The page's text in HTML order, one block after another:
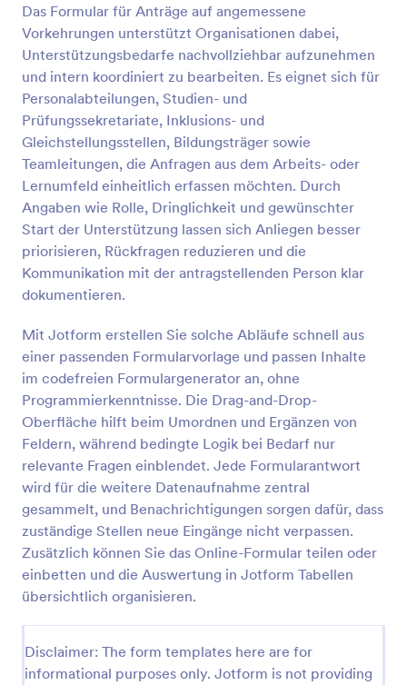
Das Formular für Anträge auf angemessene
Vorkehrungen unterstützt Organisationen dabei,
Unterstützungsbedarfe nachvollziehbar aufzunehmen
und intern koordiniert zu bearbeiten. Es eignet sich für
Personalabteilungen, Studien- und
Prüfungssekretariate, Inklusions- und
Gleichstellungsstellen, Bildungsträger sowie
Teamleitungen, die Anfragen aus dem Arbeits- oder
Lernumfeld einheitlich erfassen möchten. Durch
Angaben wie Rolle, Dringlichkeit und gewünschter
Start der Unterstützung lassen sich Anliegen besser
priorisieren, Rückfragen reduzieren und die
Kommunikation mit der antragstellenden Person klar
dokumentieren.
Mit Jotform erstellen Sie solche Abläufe schnell aus
einer passenden Formularvorlage und passen Inhalte
im codefreien Formulargenerator an, ohne
Programmierkenntnisse. Die Drag-and-Drop-
Oberfläche hilft beim Umordnen und Ergänzen von
Feldern, während bedingte Logik bei Bedarf nur
relevante Fragen einblendet. Jede Formularantwort
wird für die weitere Datenaufnahme zentral
gesammelt, und Benachrichtigungen sorgen dafür, dass
zuständige Stellen neue Eingänge nicht verpassen.
Zusätzlich können Sie das Online-Formular teilen oder
einbetten und die Auswertung in Jotform Tabellen
übersichtlich organisieren.
Disclaimer: The form templates here are for
informational purposes only. Jotform is not providing
Vorschau
Zeiterfassungskorrektur Formular
Erfassen Sie Korrekturanträge für Arbeitszeiten mit
dem Zeiterfassungskorrektur-Formular und sorgen
Sie für klare Freigaben durch Vorgesetzte,
nachvollziehbare Datenerfassung und saubere
Dokumentation in Jotform.
Go to Category:
Änderungsantragsformulare
Vorlage verwenden